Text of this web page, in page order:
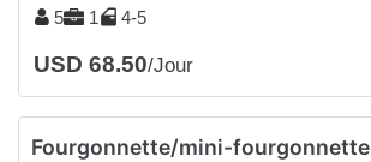
5 1 4-5
USD 68.50/Jour
Fourgonnette/mini-fourgonnette